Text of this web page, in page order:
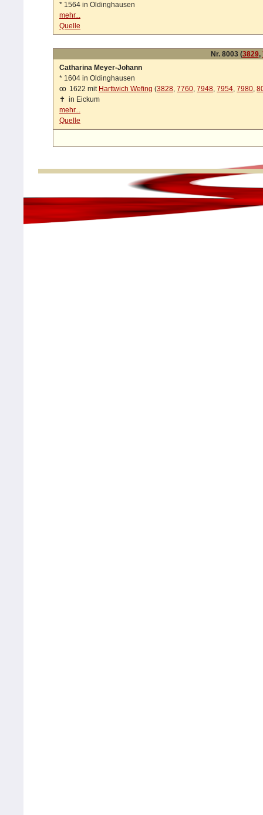
* 1564 in Oldinghausen
mehr...
Quelle
Nr. 8003 (3829,
Catharina Meyer-Johann
* 1604 in Oldinghausen
oo
1622 mit Harttwich Wefing (3828,7760,7948,7954,7980,
✝ in Eickum
mehr...
Quelle